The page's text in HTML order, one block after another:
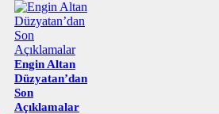
Engin Altan
Düzyatan’dan
Son
Açıklamalar